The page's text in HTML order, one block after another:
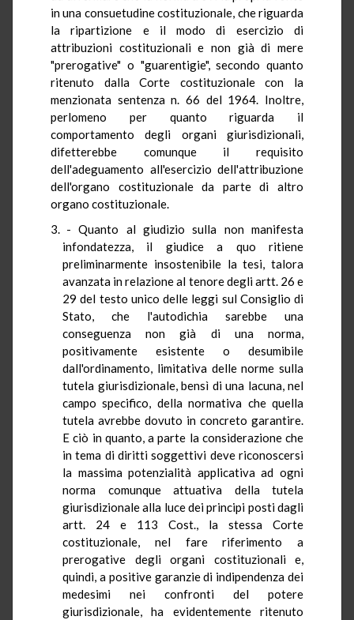
in una consuetudine costituzionale, che riguarda
la ripartizione e il modo di esercizio di
attribuzioni costituzionali e non già di mere
"prerogative" o "guarentigie", secondo quanto
ritenuto dalla Corte costituzionale con la
menzionata sentenza n. 66 del 1964. Inoltre,
perlomeno per quanto riguarda il
comportamento degli organi giurisdizionali,
difetterebbe comunque il requisito
dell'adeguamento all'esercizio dell'attribuzione
dell'organo costituzionale da parte di altro
organo costituzionale.
- Quanto al giudizio sulla non manifesta
infondatezza, il giudice a quo ritiene
preliminarmente insostenibile la tesi, talora
avanzata in relazione al tenore degli artt. 26 e
29 del testo unico delle leggi sul Consiglio di
Stato, che l'autodichia sarebbe una
conseguenza non già di una norma,
positivamente esistente o desumibile
dall'ordinamento, limitativa delle norme sulla
tutela giurisdizionale, bensì di una lacuna, nel
campo specifico, della normativa che quella
tutela avrebbe dovuto in concreto garantire.
E ciò in quanto, a parte la considerazione che
in tema di diritti soggettivi deve riconoscersi
la massima potenzialità applicativa ad ogni
norma comunque attuativa della tutela
giurisdizionale alla luce dei principi posti dagli
artt. 24 e 113 Cost., la stessa Corte
costituzionale, nel fare riferimento a
prerogative degli organi costituzionali e,
quindi, a positive garanzie di indipendenza dei
medesimi nei confronti del potere
giurisdizionale, ha evidentemente ritenuto